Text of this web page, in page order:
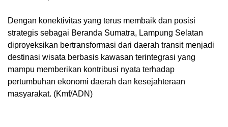
Dengan konektivitas yang terus membaik dan posisi
strategis sebagai Beranda Sumatra, Lampung Selatan
diproyeksikan bertransformasi dari daerah transit menjadi
destinasi wisata berbasis kawasan terintegrasi yang
mampu memberikan kontribusi nyata terhadap
pertumbuhan ekonomi daerah dan kesejahteraan
masyarakat. (Kmf/ADN)